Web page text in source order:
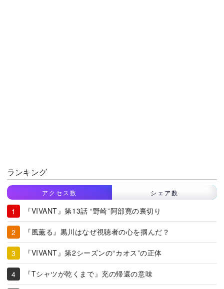
ランキング
アクセス数 シェア数
『VIVANT』第13話 “野崎”阿部寛の裏切り
『風薫る』黒川はなぜ視聴者の心を掴んだ？
『VIVANT』第2シーズンの“カオス”の正体
『Tシャツが乾くまで』充の帰還の意味